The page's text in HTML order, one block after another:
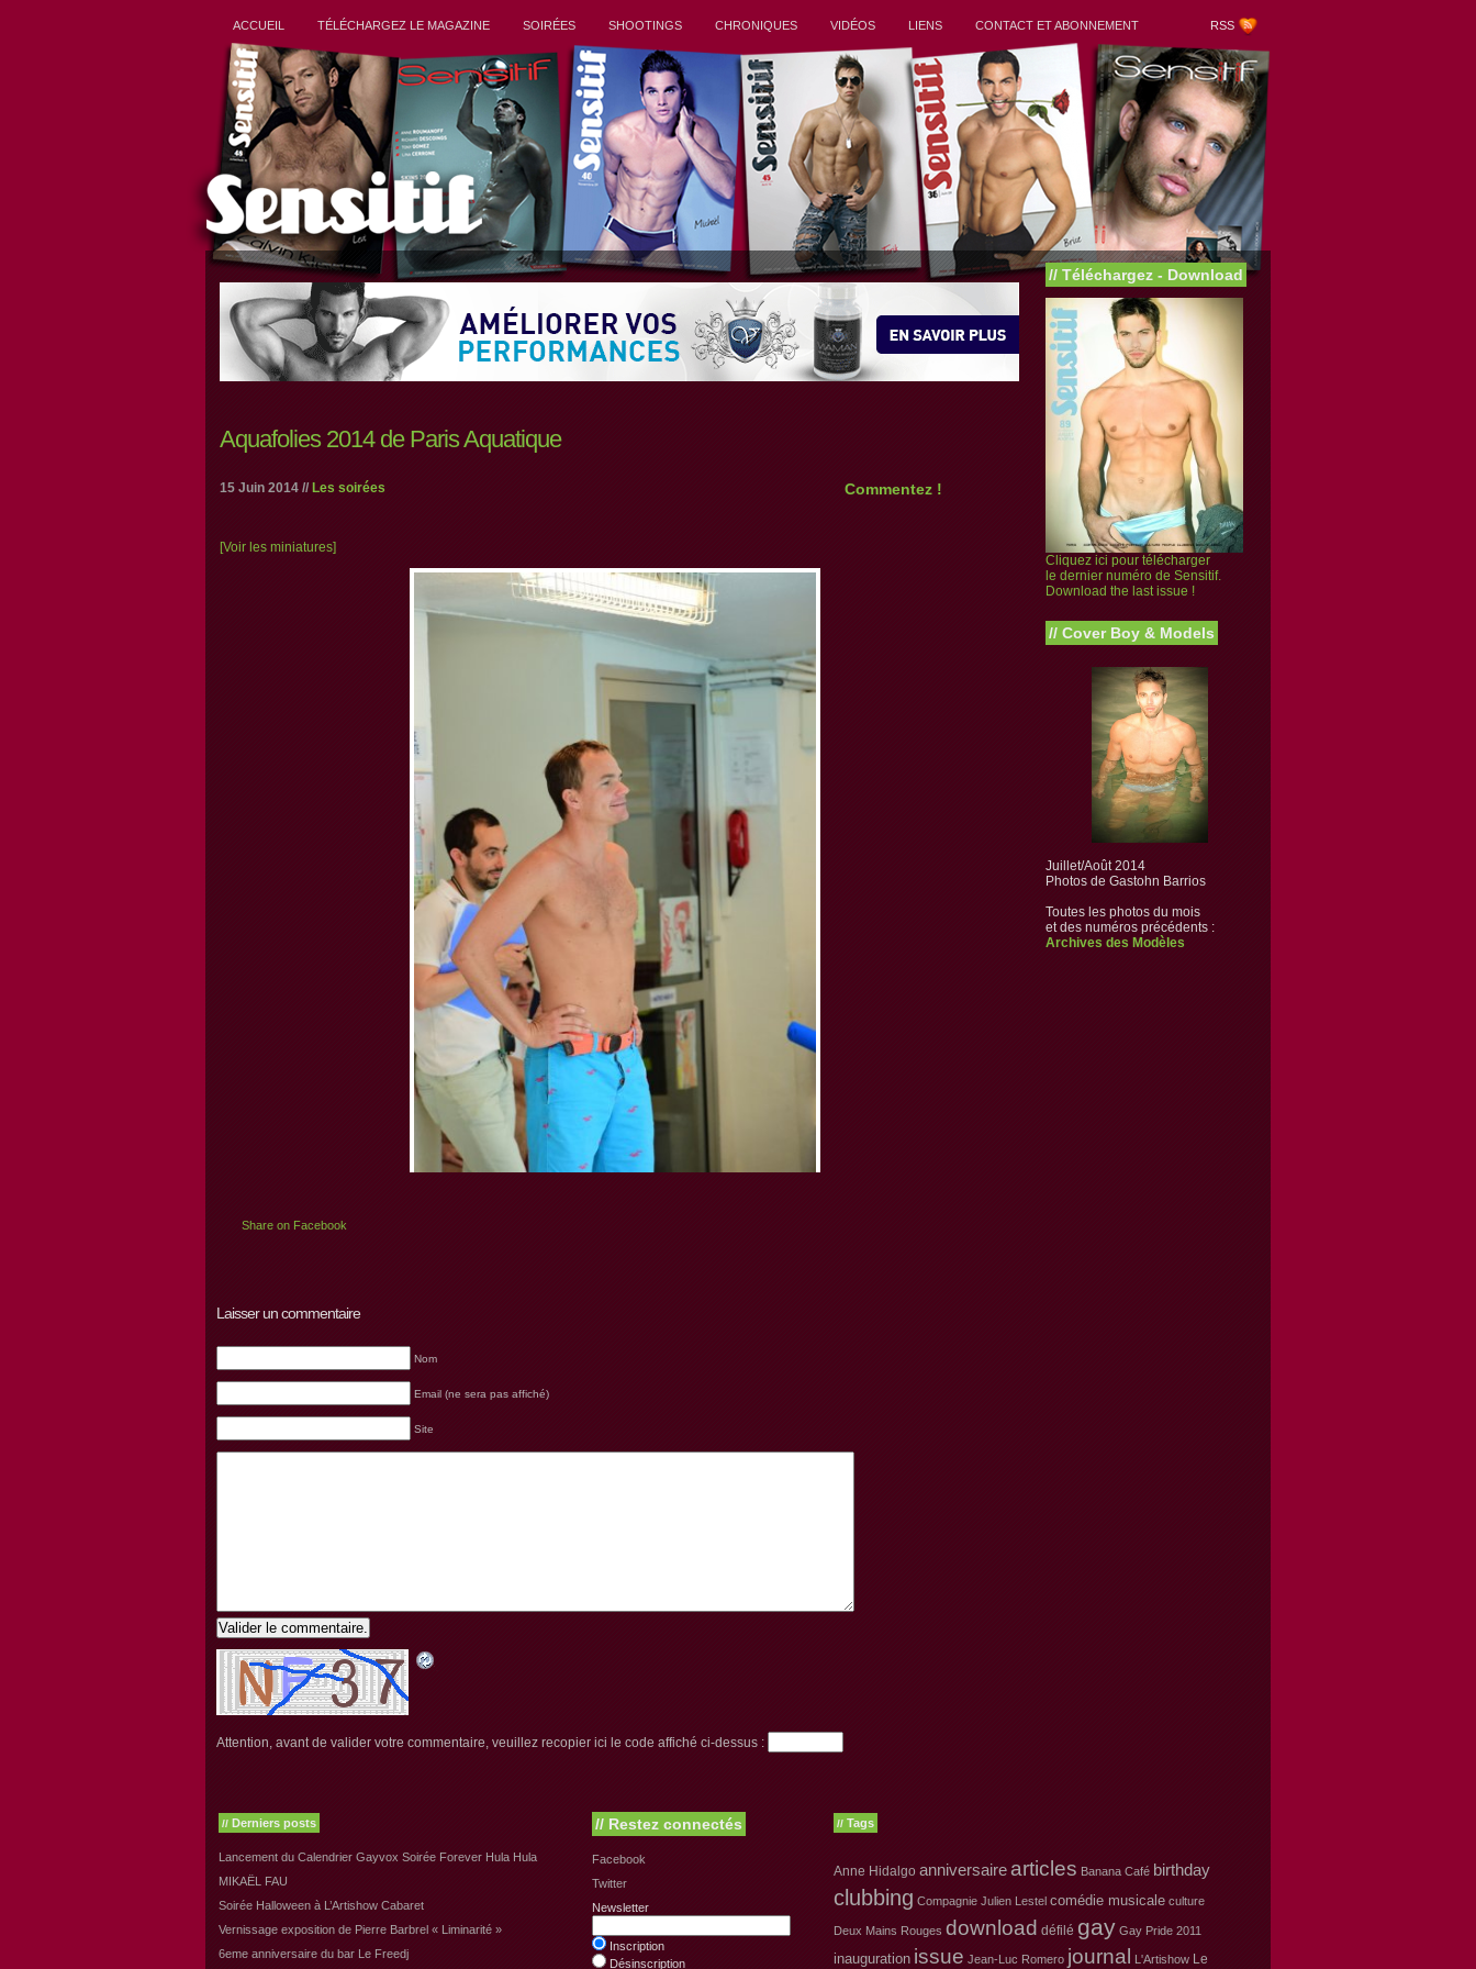
ACCUEIL TÉLÉCHARGEZ LE MAGAZINE SOIRÉES SHOOTINGS CHRONIQUES VIDÉOS LIENS CONTACT ET ABONNEMENT RSS
Aquafolies 2014 de Paris Aquatique
15 Juin 2014 // Les soirées Commentez !
[Voir les miniatures]
Share on Facebook
// Téléchargez - Download
Cliquez ici pour télécharger
le dernier numéro de Sensitif.
Download the last issue !
// Cover Boy & Models
Juillet/Août 2014
Photos de Gastohn Barrios
Toutes les photos du mois
et des numéros précédents :
Archives des Modèles
Laisser un commentaire
Nom
Email (ne sera pas affiché)
Site
Valider le commentaire.
Attention, avant de valider votre commentaire, veuillez recopier ici le code affiché ci-dessus :
// Derniers posts
Lancement du Calendrier Gayvox Soirée Forever Hula Hula
MIKAËL FAU
Soirée Halloween à L’Artishow Cabaret
Vernissage exposition de Pierre Barbrel « Liminarité »
6eme anniversaire du bar Le Freedj
// Restez connectés
Facebook
Twitter
Newsletter
Inscription
Désinscription
// Tags
Anne Hidalgo anniversairearticles Banana Café birthday
clubbing Compagnie Julien Lestel comédie musicale culture
Deux Mains Rouges download défilé gay Gay Pride 2011
inauguration issue Jean-Luc Romero journal L'Artishow Le